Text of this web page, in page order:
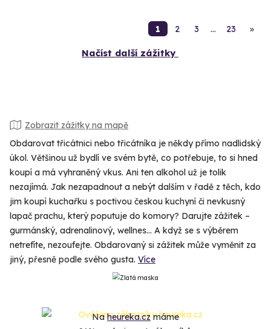
1 2 3 … 23 »
Načíst další zážitky
Zobrazit zážitky na mapě
Obdarovat třicátnici nebo třicátníka je někdy přímo nadlidský
úkol. Většinou už bydlí ve svém bytě, co potřebuje, to si hned
koupí a má vyhraněný vkus. Ani ten alkohol už je tolik
nezajímá. Jak nezapadnout a nebýt dalším v řadě z těch, kdo
jim koupí kuchařku s poctivou českou kuchyní či nevkusný
lapač prachu, který poputuje do komory? Darujte zážitek –
gurmánský, adrenalinový, wellnes... A když se s výběrem
netrefíte, nezoufejte. Obdarovaný si zážitek může vyměnit za
jiný, přesně podle svého gusta. Více
Naheureka.czmáme